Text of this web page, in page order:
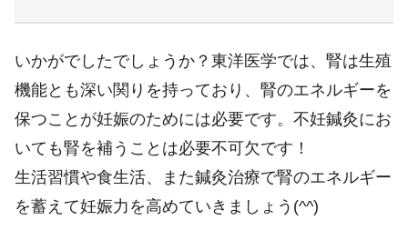
いかがでしたでしょうか？東洋医学では、 腎は生殖
機能とも深い関りを持っており、腎のエネルギーを
保つことが妊娠のためには必要です。不妊鍼灸にお
いても腎を補うことは必要不可欠です！
生活習慣や食生活、また鍼灸治療で腎のエネルギー
を蓄えて妊娠力を高めていきましょう(^^)